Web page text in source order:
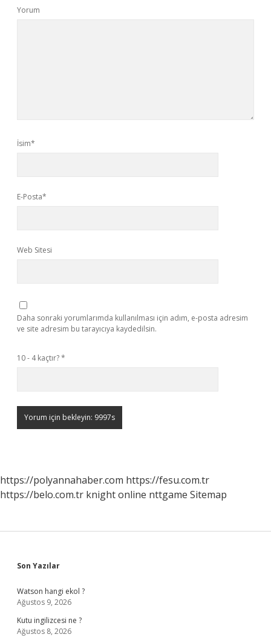
Yorum
İsim*
E-Posta*
Web Sitesi
Daha sonraki yorumlarımda kullanılması için adım, e-posta adresim
ve site adresim bu tarayıcıya kaydedilsin.
10 - 4 kaçtır?*
https://polyannahaber.com https://fesu.com.tr
https://belo.com.tr knight online nttgame Sitemap
Sidebar
Son Yazılar
Watson hangi ekol ?
Ağustos 9, 2026
Kutu ingilizcesi ne ?
Ağustos 8, 2026